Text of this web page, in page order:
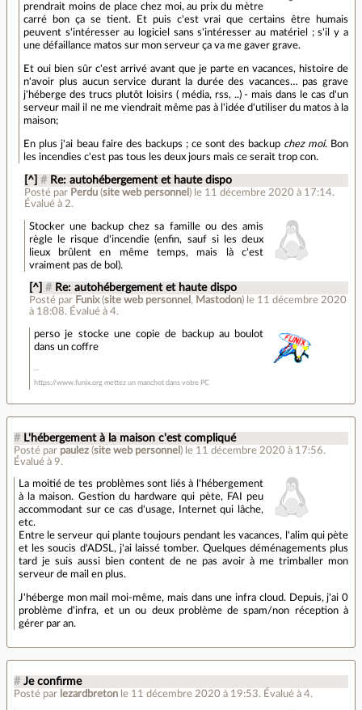
prendrait moins de place chez moi, au prix du mètre
carré bon ça se tient. Et puis c'est vrai que certains être humais
peuvent s'intéresser au logiciel sans s'intéresser au matériel ; s'il y a
une défaillance matos sur mon serveur ça va me gaver grave.
Et oui bien sûr c'est arrivé avant que je parte en vacances, histoire de
n'avoir plus aucun service durant la durée des vacances… pas grave
j'héberge des trucs plutôt loisirs ( média, rss, ..) - mais dans le cas d'un
serveur mail il ne me viendrait même pas à l'idée d'utiliser du matos à la
maison;
En plus j'ai beau faire des backups ; ce sont des backup chez moi. Bon
les incendies c'est pas tous les deux jours mais ce serait trop con.
[^] # Re: autohébergement et haute dispo
Posté par Perdu(site web personnel ) le 11 décembre 2020 à 17:14.
Évalué à 2.
Stocker une backup chez sa famille ou des amis
règle le risque d'incendie (enfin, sauf si les deux
lieux brûlent en même temps, mais là c'est
vraiment pas de bol).
[^] # Re: autohébergement et haute dispo
Posté par Funix(site web personnel , Mastodon) le 11 décembre 2020
à 18:08. Évalué à4.
perso je stocke une copie de backup au boulot
dans un coffre
https://www.funix.org mettez un manchot dans votre PC
# L'hébergement à la maison c'est compliqué
Posté par paulez (site web personnel ) le 11 décembre 2020 à 17:56.
Évalué à 9.
La moitié de tes problèmes sont liés à l'hébergement
à la maison. Gestion du hardware qui pète, FAI peu
accommodant sur ce cas d'usage, Internet qui lâche,
etc.
Entre le serveur qui plante toujours pendant les vacances, l'alim qui pète
et les soucis d'ADSL, j'ai laissé tomber. Quelques déménagements plus
tard je suis aussi bien content de ne pas avoir à me trimballer mon
serveur de mail en plus.
J'héberge mon mail moi-même, mais dans une infra cloud. Depuis, j'ai 0
problème d'infra, et un ou deux problème de spam/non réception à
gérer par an.
# Je confirme
Posté par lezardbreton le 11 décembre 2020 à 19:53. Évalué à 4.